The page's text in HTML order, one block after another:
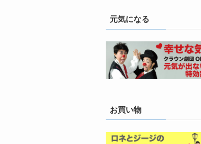
元気になる
お買い物